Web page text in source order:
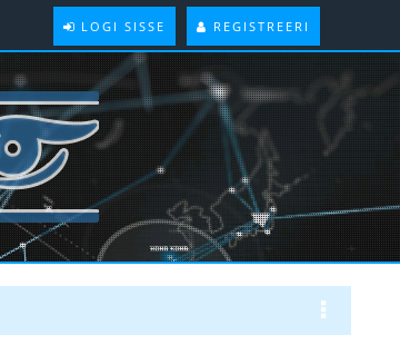
LOGI SISSE REGISTREERI